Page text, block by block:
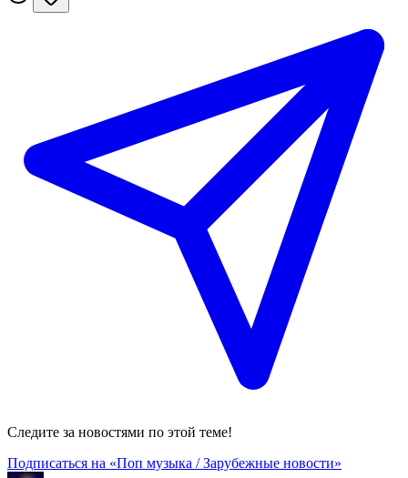
Следите за новостями по этой теме!
Подписаться на «Поп музыка / Зарубежные новости»